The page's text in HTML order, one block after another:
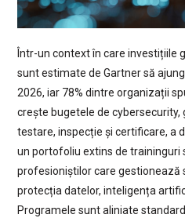
Într-un context în care investițiile
sunt estimate de Gartner să
2026, iar 78% dintre organizații
crește bugetele de cybersecurity,
testare, inspecție și certificare, a
un portofoliu extins de traininguri
profesioniștilor care gestionează
protecția datelor, inteligența
Programele sunt aliniate